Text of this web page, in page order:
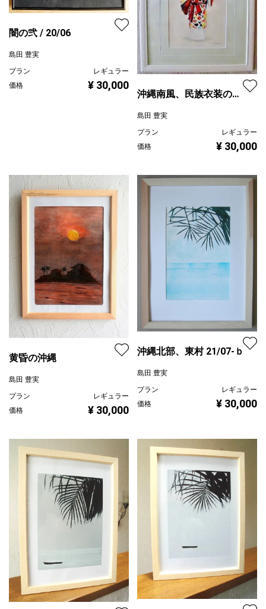
闇の弐 / 20/06
島田 豊実
プラン
レギュラー
価格
¥ 30,000
沖縄南風、民族衣装の女
島田 豊実
プラン
レギュラー
価格
¥ 30,000
黄昏の沖縄
島田 豊実
プラン
レギュラー
価格
¥ 30,000
沖縄北部、東村 21/07-ｂ
島田 豊実
プラン
レギュラー
価格
¥ 30,000